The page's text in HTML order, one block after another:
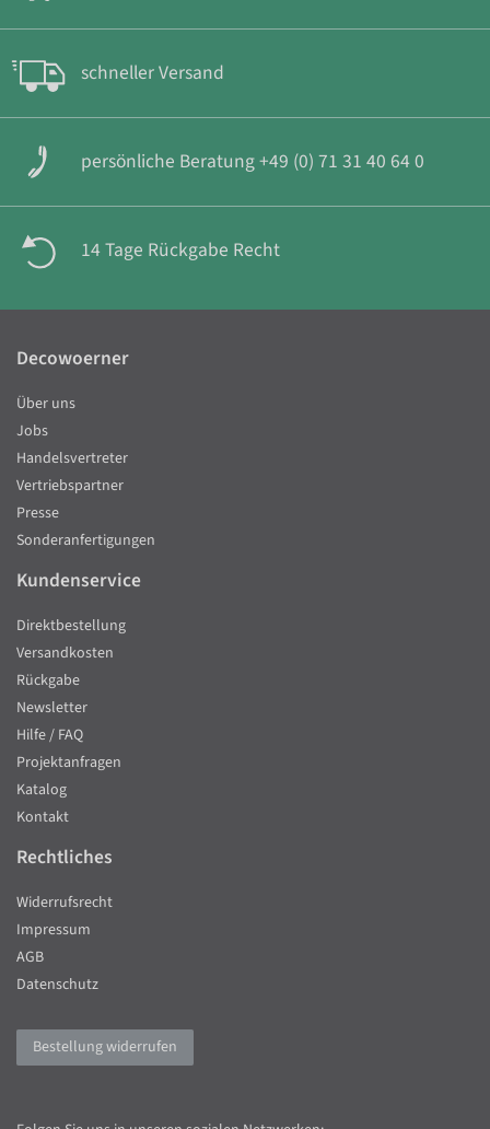
schneller Versand
persönliche Beratung +49 (0) 71 31 40 64 0
14 Tage Rückgabe Recht
Decowoerner
Über uns
Jobs
Handelsvertreter
Vertriebspartner
Presse
Sonderanfertigungen
Kundenservice
Direktbestellung
Versandkosten
Rückgabe
Newsletter
Hilfe / FAQ
Projektanfragen
Katalog
Kontakt
Rechtliches
Widerrufsrecht
Impressum
AGB
Datenschutz
Bestellung widerrufen